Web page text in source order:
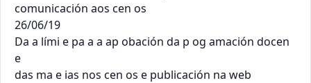
comunicación aos cen os
26/06/19
Da a lími e pa a a ap obación da p og amación docen
e
das ma e ias nos cen os e publicación na web